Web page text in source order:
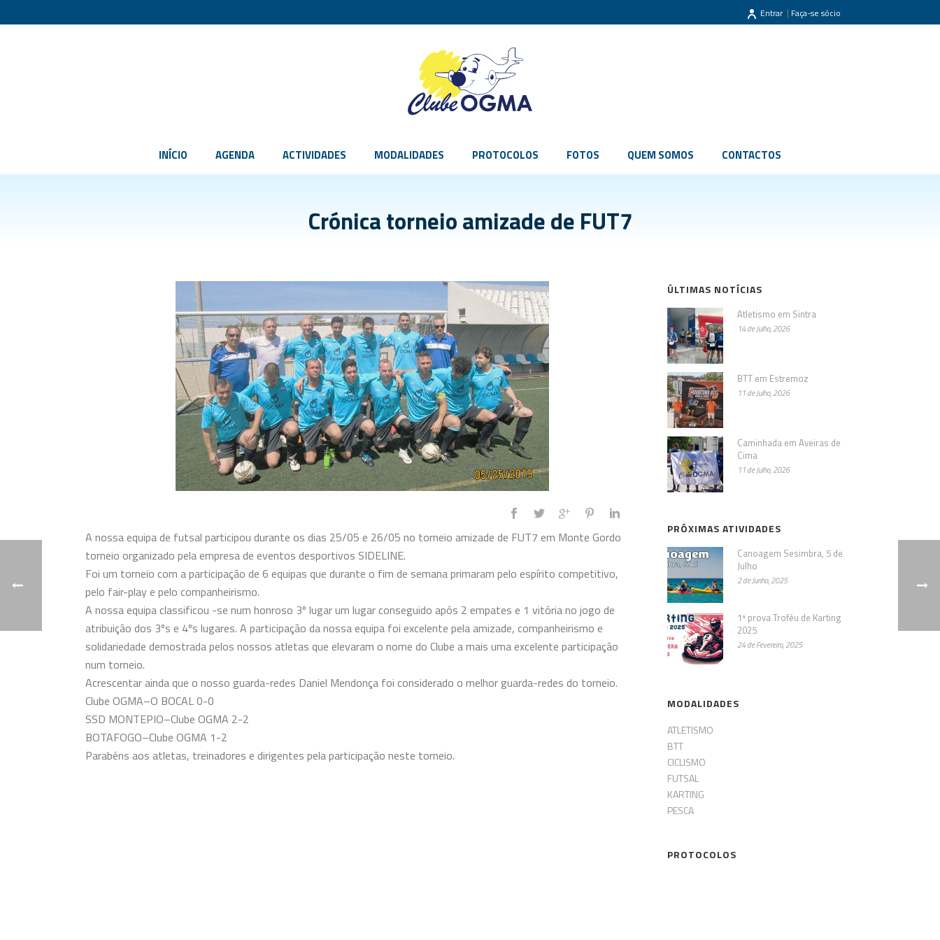
Entrar | Faça-se sócio
INÍCIO AGENDA ACTIVIDADES MODALIDADES PROTOCOLOS FOTOS QUEM SOMOS CONTACTOS
Crónica torneio amizade de FUT7
A nossa equipa de futsal participou durante os dias 25/05 e 26/05 no torneio amizade de FUT7 em Monte Gordo
torneio organizado pela empresa de eventos desportivos SIDELINE.
Foi um torneio com a participação de 6 equipas que durante o fim de semana primaram pelo espírito competitivo,
pelo fair-play e pelo companheirismo.
A nossa equipa classificou -se num honroso 3º lugar um lugar conseguido após 2 empates e 1 vitória no jogo de
atribuição dos 3ºs e 4ºs lugares. A participação da nossa equipa foi excelente pela amizade, companheirismo e
solidariedade demostrada pelos nossos atletas que elevaram o nome do Clube a mais uma excelente participação
num torneio.
Acrescentar ainda que o nosso guarda-redes Daniel Mendonça foi considerado o melhor guarda-redes do torneio.
Clube OGMA–O BOCAL 0-0
SSD MONTEPIO–Clube OGMA 2-2
BOTAFOGO–Clube OGMA 1-2
Parabéns aos atletas, treinadores e dirigentes pela participação neste torneio.
ÚLTIMAS NOTÍCIAS
Atletismo em Sintra
14 de Julho, 2026
BTT em Estremoz
11 de Julho, 2026
Caminhada em Aveiras de
Cima
11 de Julho, 2026
PRÓXIMAS ATIVIDADES
Canoagem Sesimbra, 5 de
Julho
2 de Junho, 2025
1ª prova Troféu de Karting
2025
24 de Fevereiro, 2025
MODALIDADES
ATLETISMO
BTT
CICLISMO
FUTSAL
KARTING
PESCA
PROTOCOLOS